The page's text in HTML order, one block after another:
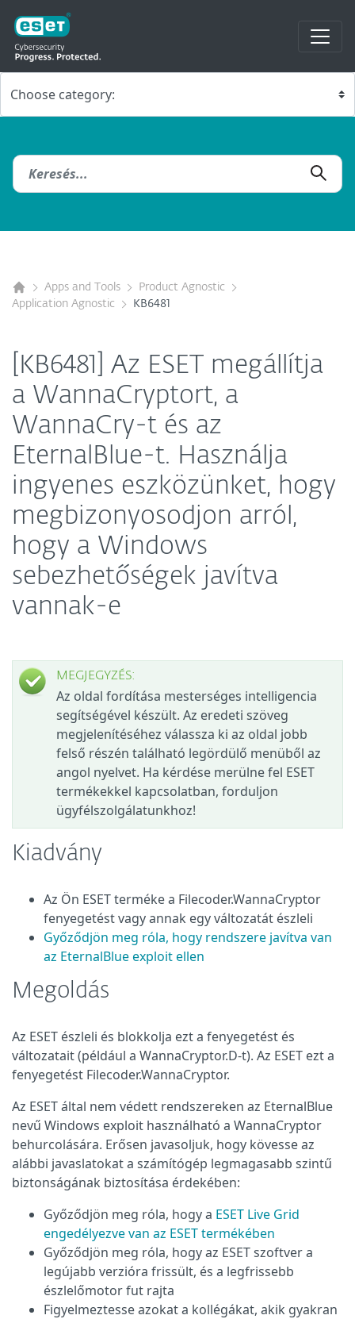
Apps and Tools
Product Agnostic
Application Agnostic
KB6481
[KB6481] Az ESET megállítja
a WannaCryptort, a
WannaCry-t és az
EternalBlue-t. Használja
ingyenes eszközünket, hogy
megbizonyosodjon arról,
hogy a Windows
sebezhetőségek javítva
vannak-e
MEGJEGYZÉS:
Az oldal fordítása mesterséges intelligencia
segítségével készült. Az eredeti szöveg
megjelenítéséhez válassza ki az oldal jobb
felső részén található legördülő menüből az
angol nyelvet. Ha kérdése merülne fel ESET
termékekkel kapcsolatban, forduljon
ügyfélszolgálatunkhoz!
Kiadvány
Az Ön ESET terméke a Filecoder.WannaCryptor
fenyegetést vagy annak egy változatát észleli
Győződjön meg róla, hogy rendszere javítva van
az EternalBlue exploit ellen
Megoldás
Az ESET észleli és blokkolja ezt a fenyegetést és
változatait (például a WannaCryptor.D-t). Az ESET ezt a
fenyegetést Filecoder.WannaCryptor.
Az ESET által nem védett rendszereken az EternalBlue
nevű Windows exploit használható a WannaCryptor
behurcolására. Erősen javasoljuk, hogy kövesse az
alábbi javaslatokat a számítógép legmagasabb szintű
biztonságának biztosítása érdekében:
Győződjön meg róla, hogy a ESET Live Grid
engedélyezve van az ESET termékében
Győződjön meg róla, hogy az ESET szoftver a
legújabb verzióra frissült, és a legfrissebb
észlelőmotor fut rajta
Figyelmeztesse azokat a kollégákat, akik gyakran